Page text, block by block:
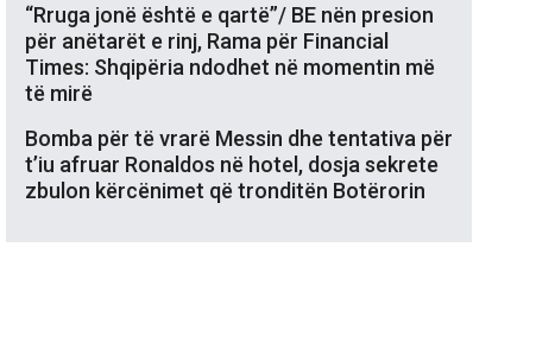
“Rruga jonë është e qartë”/ BE nën presion
për anëtarët e rinj, Rama për Financial
Times: Shqipëria ndodhet në momentin më
të mirë
Bomba për të vrarë Messin dhe tentativa për
t’iu afruar Ronaldos në hotel, dosja sekrete
zbulon kërcënimet që tronditën Botërorin